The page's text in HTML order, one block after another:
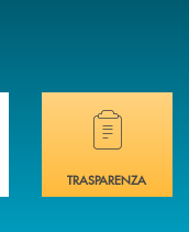
immediata?
Hai bisogno di
TRASPARENZA